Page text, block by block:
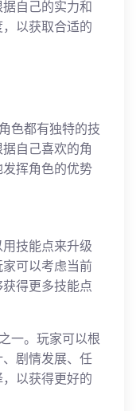
自己的实力和
以获取合适的
色都有独特的技
自己喜欢的角
挥角色的优势
技能点来升级
可以考虑当前
得更多技能点
一。玩家可以根
剧情发展、任
以获得更好的